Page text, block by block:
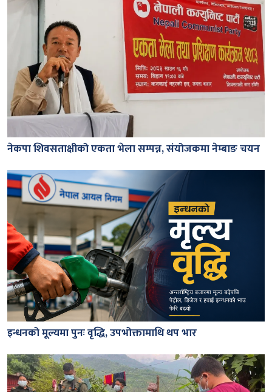
नेकपा शिवसताक्षीको एकता भेला सम्पन्न, संयोजकमा नेम्बाङ चयन
इन्धनको मूल्यमा पुनः वृद्धि, उपभोक्तामाथि थप भार